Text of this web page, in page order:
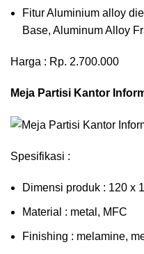
Fitur Aluminium alloy
Base, Aluminum Alloy
Harga : Rp. 2.700.000
Meja Partisi Kantor
Spesifikasi :
Dimensi produk : 120 x
Mаtеrіаl : metal, MFC
Fіnіѕhіng : melamine,